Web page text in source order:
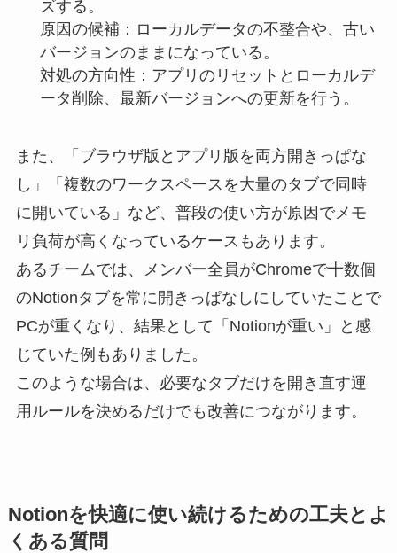
ズする。
原因の候補：ローカルデータの不整合や、古い
バージョンのままになっている。
対処の方向性：アプリのリセットとローカルデ
ータ削除、最新バージョンへの更新を行う。
また、「ブラウザ版とアプリ版を両方開きっぱな
し」「複数のワークスペースを大量のタブで同時
に開いている」など、普段の使い方が原因でメモ
リ負荷が高くなっているケースもあります。
あるチームでは、メンバー全員がChromeで十数個
のNotionタブを常に開きっぱなしにしていたことで
PCが重くなり、結果として「Notionが重い」と感
じていた例もありました。
このような場合は、必要なタブだけを開き直す運
用ルールを決めるだけでも改善につながります。
Notionを快適に使い続けるための工夫とよ
くある質問